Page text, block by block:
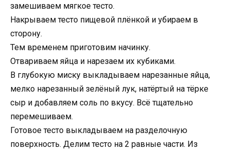
замешиваем мягкое тесто.
Накрываем тесто пищевой плёнкой и убираем в
сторону.
Тем временем приготовим начинку.
Отвариваем яйца и нарезаем их кубиками.
В глубокую миску выкладываем нарезанные яйца,
мелко нарезанный зелёный лук, натёртый на тёрке
сыр и добавляем соль по вкусу. Всё тщательно
перемешиваем.
Готовое тесто выкладываем на разделочную
поверхность. Делим тесто на 2 равные части. Из